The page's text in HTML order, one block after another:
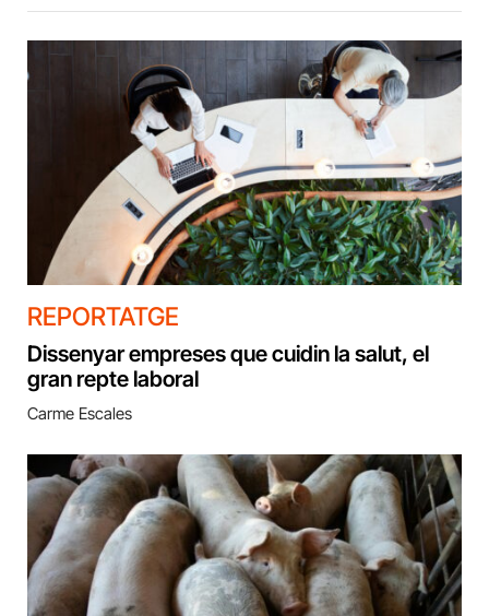
REPORTATGE
Dissenyar empreses que cuidin la salut, el
gran repte laboral
Carme Escales